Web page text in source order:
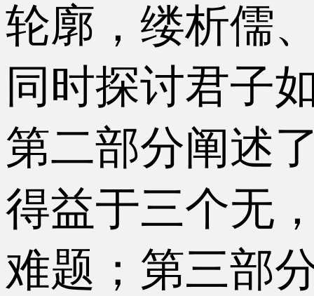
轮廓，缕析儒
同时探讨君子
第二部分阐述
得益于三个无
难题；第三部